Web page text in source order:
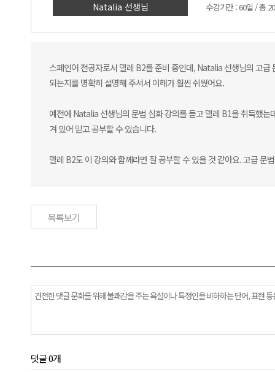
Natalia 선생님 수강기간 : 60일 / 총
스페인어 전공자로서 델레 B2를 준비 중인데, Natalia 선생님의 고
되는지를 명확히 설명해 주셔서 이해가 훨씬 쉬웠어요.
예전에 Natalia 선생님의 문법 심화 강의를 듣고 델레 B1을 취득했
겨 있어 믿고 공부할 수 있습니다.
델레 B2도 이 강의와 함께라면 잘 공부할 수 있을 것 같아요. 고급 문
목록보기
댓글 0개